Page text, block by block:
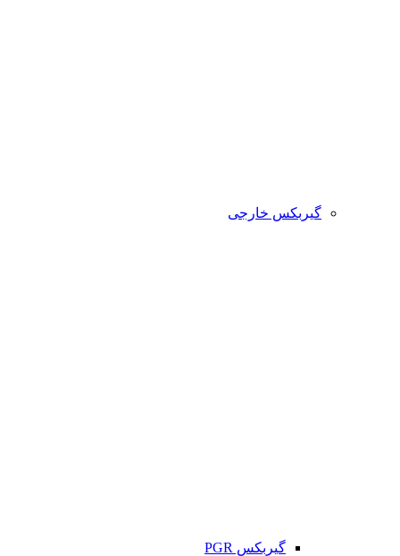
گیربکس خارجی
گیربکس PGR